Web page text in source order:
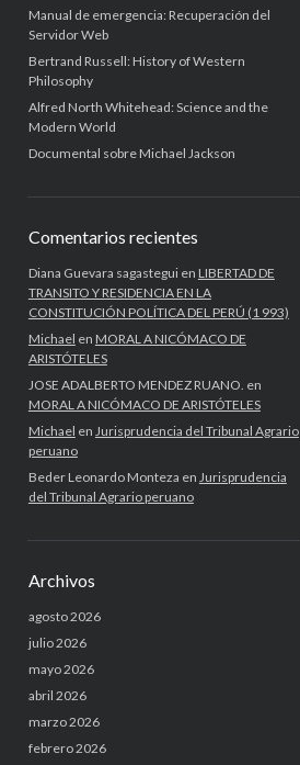
Manual de emergencia: Recuperación del
Servidor Web
Bertrand Russell: History of Western
Philosophy
Alfred North Whitehead: Science and the
Modern World
Documental sobre Michael Jackson
Comentarios recientes
Diana Guevara sagasteguien LIBERTAD DE
TRANSITO Y RESIDENCIA EN LA
CONSTITUCIÓN POLÍTICA DEL PERÚ (1 993)
Michael en MORAL A NICÓMACO DE
ARISTÓTELES
JOSE ADALBERTO MENDEZ RUANO. en
MORAL A NICÓMACO DE ARISTÓTELES
Michael en Jurisprudencia del Tribunal Agrario
peruano
Beder Leonardo Monteza en Jurisprudencia
del Tribunal Agrario peruano
Archivos
agosto 2026
julio 2026
mayo 2026
abril 2026
marzo 2026
febrero 2026